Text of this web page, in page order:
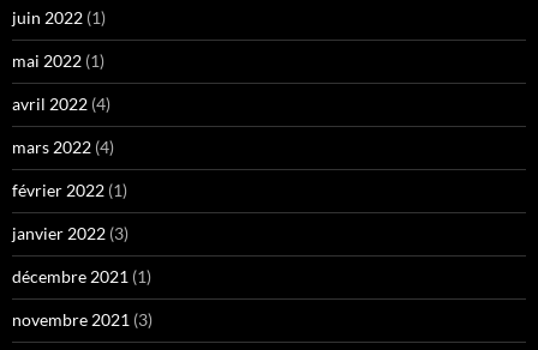
juin 2022 (1)
mai 2022 (1)
avril 2022 (4)
mars 2022 (4)
février 2022 (1)
janvier 2022 (3)
décembre 2021 (1)
novembre 2021 (3)